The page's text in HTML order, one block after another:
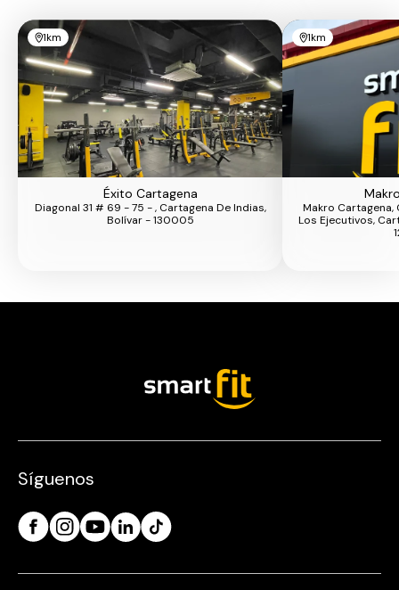
1km
Éxito Cartagena
Diagonal 31 # 69 - 75 - , Cartagena De Indias,
Bolívar - 130005
1km
Makro Cartagena,
Los Ejecutivos,
Síguenos